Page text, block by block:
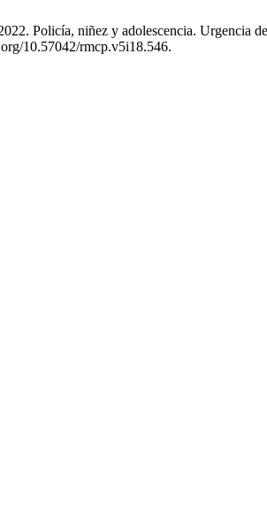
Policía, niñez y adolescencia. Urgencia
10.57042/rmcp.v5i18.546.